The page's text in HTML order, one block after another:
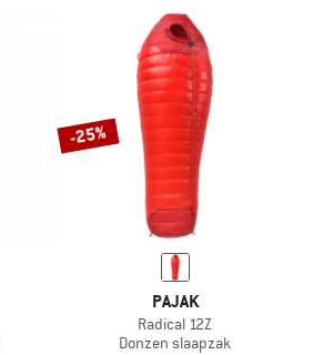
-25%
PAJAK
Radical 12Z
Donzen slaapzak